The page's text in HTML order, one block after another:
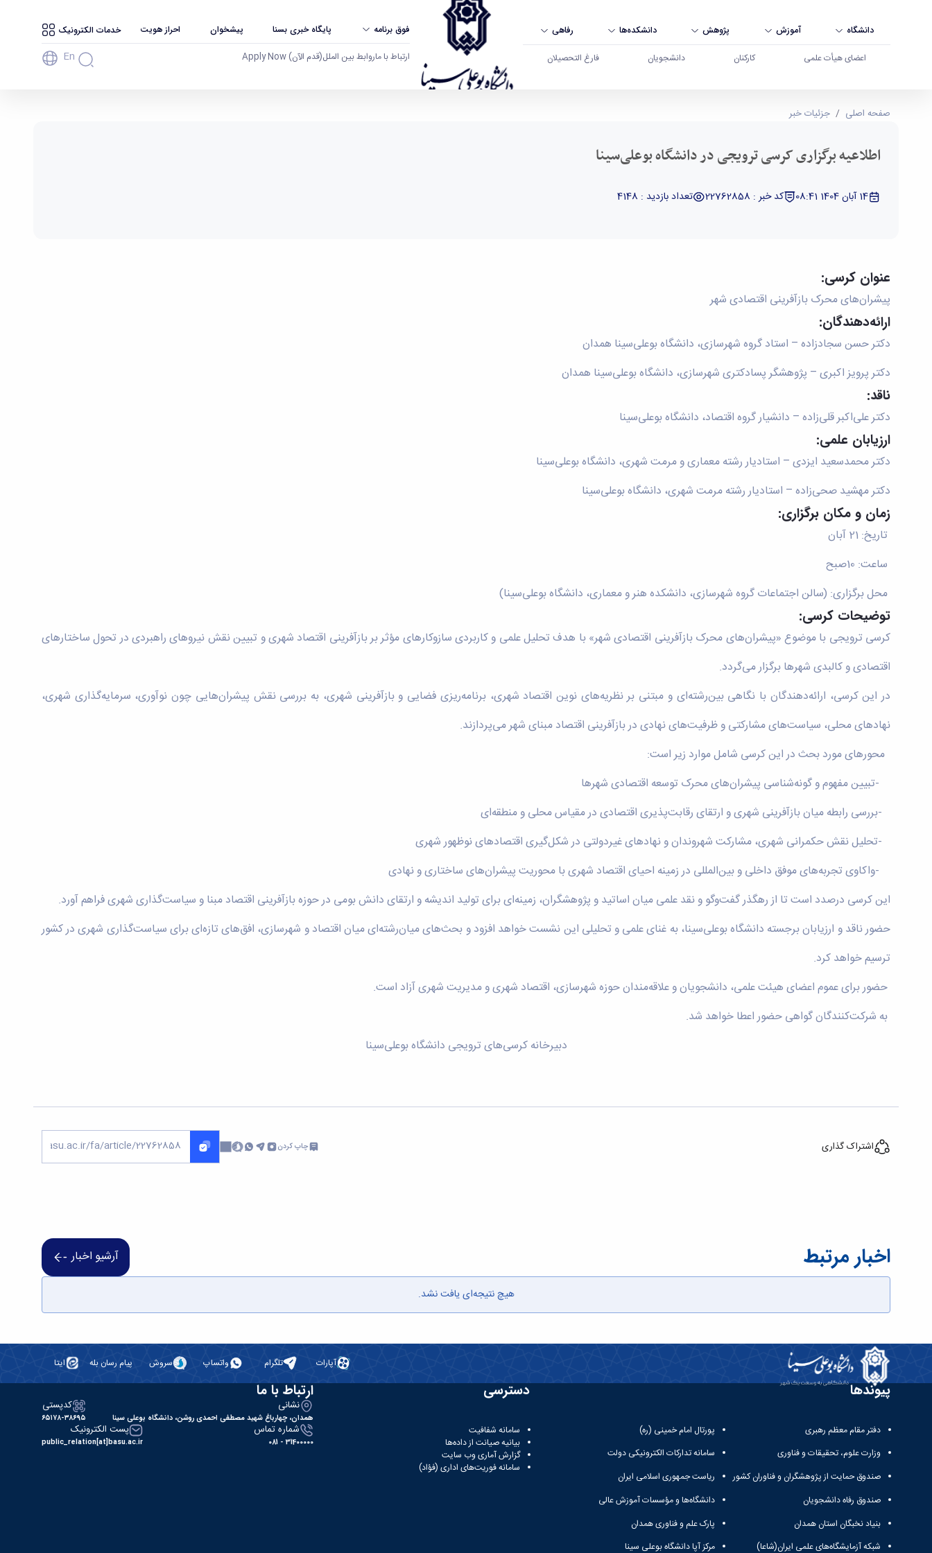
دانشگاه آموزش پژوهش دانشکده‌ها رفاهی
اعضای هیأت علمی کارکنان دانشجویان فارغ التحصیلان
فوق برنامه پایگاه خبری بسنا پیشخوان احراز هویت خدمات الکترونیک
ارتباط با ماروابط بین الملل(قدم الآن) Apply Now En
اطلاعیه برگزاری کرسی ترویجی در دانشگاه بوعلی‌سینا - دانشگاه بوعلی سینا همدان
صفحه اصلی جزئیات خبر
اطلاعیه برگزاری کرسی ترویجی در دانشگاه بوعلی‌سینا
14 آبان 1404 08:41 کد خبر : 22762858 تعداد بازدید : 4148
عنوان کرسی:
پیشران‌های محرک بازآفرینی اقتصادی شهر
ارائه‌دهندگان:
دکتر حسن سجادزاده – استاد گروه شهرسازی، دانشگاه بوعلی‌سینا همدان
دکتر پرویز اکبری – پژوهشگر پسادکتری شهرسازی، دانشگاه بوعلی‌سینا همدان
ناقد:
دکتر علی‌اکبر قلی‌زاده – دانشیار گروه اقتصاد، دانشگاه بوعلی‌سینا
ارزیابان علمی:
دکتر محمدسعید ایزدی – استادیار رشته معماری و مرمت شهری، دانشگاه بوعلی‌سینا
دکتر مهشید صحی‌زاده – استادیار رشته مرمت شهری، دانشگاه بوعلی‌سینا
زمان و مکان برگزاری:
تاریخ: 21 آبان
ساعت: 10صبح
محل برگزاری: (سالن اجتماعات گروه شهرسازی، دانشکده هنر و معماری، دانشگاه بوعلی‌سینا)
توضیحات کرسی:
کرسی ترویجی با موضوع «پیشران‌های محرک بازآفرینی اقتصادی شهر» با هدف تحلیل علمی و کاربردی سازوکارهای مؤثر بر بازآفرینی اقتصاد شهری و تبیین نقش نیروهای راهبردی در تحول ساختارهای
اقتصادی و کالبدی شهرها برگزار می‌گردد.
در این کرسی، ارائه‌دهندگان با نگاهی بین‌رشته‌ای و مبتنی بر نظریه‌های نوین اقتصاد شهری، برنامه‌ریزی فضایی و بازآفرینی شهری، به بررسی نقش پیشران‌هایی چون نوآوری، سرمایه‌گذاری شهری،
نهادهای محلی، سیاست‌های مشارکتی و ظرفیت‌های نهادی در بازآفرینی اقتصاد مبنای شهر می‌پردازند.
محورهای مورد بحث در این کرسی شامل موارد زیر است:
-تبیین مفهوم و گونه‌شناسی پیشران‌های محرک توسعه اقتصادی شهرها
-بررسی رابطه میان بازآفرینی شهری و ارتقای رقابت‌پذیری اقتصادی در مقیاس محلی و منطقه‌ای
-تحلیل نقش حکمرانی شهری، مشارکت شهروندان و نهادهای غیردولتی در شکل‌گیری اقتصادهای نوظهور شهری
-واکاوی تجربه‌های موفق داخلی و بین‌المللی در زمینه احیای اقتصاد شهری با محوریت پیشران‌های ساختاری و نهادی
این کرسی درصدد است تا از رهگذر گفت‌وگو و نقد علمی میان اساتید و پژوهشگران، زمینه‌ای برای تولید اندیشه و ارتقای دانش بومی در حوزه بازآفرینی اقتصاد مبنا و سیاست‌گذاری شهری فراهم آورد.
حضور ناقد و ارزیابان برجسته دانشگاه بوعلی‌سینا، به غنای علمی و تحلیلی این نشست خواهد افزود و بحث‌های میان‌رشته‌ای میان اقتصاد و شهرسازی، افق‌های تازه‌ای برای سیاست‌گذاری شهری در کشور
ترسیم خواهد کرد.
حضور برای عموم اعضای هیئت علمی، دانشجویان و علاقه‌مندان حوزه شهرسازی، اقتصاد شهری و مدیریت شهری آزاد است.
به شرکت‌کنندگان گواهی حضور اعطا خواهد شد.
دبیرخانه کرسی‌های ترویجی دانشگاه بوعلی‌سینا
اشتراک گذاری چاپ کردن
اخبار مرتبط آرشیو اخبار
هیچ نتیجه‌ای یافت نشد.
آپارات تلگرام واتساپ سروش پیام رسان بله ایتا
پیوندها
دفتر مقام معظم رهبری
وزارت علوم، تحقیقات و فناوری
صندوق حمایت از پژوهشگران و فناوران کشور
صندوق رفاه دانشجویان
بنیاد نخبگان استان همدان
شبکه آزمایشگاه‌های علمی ایران(شاعا)
پورتال امام خمینی (ره)
سامانه تدارکات الکترونیکی دولت
ریاست جمهوری اسلامی ایران
دانشگاه‌ها و مؤسسات آموزش عالی
پارک علم و فناوری همدان
مرکز آپا دانشگاه بوعلی سینا
دسترسی
سامانه شفافیت
بیانیه صیانت از داده‌ها
گزارش آماری وب‌ سایت
سامانه فوریت‌های اداری (فؤاد)
ارتباط با ما
نشانی
همدان، چهارباغ شهید مصطفی احمدی روشن، دانشگاه بوعلی سینا
کدپستی
۶۵۱۷۸-۳۸۶۹۵
شماره تماس
31400000 - 081
پست الکترونیک
public_relation[at]basu.ac.ir